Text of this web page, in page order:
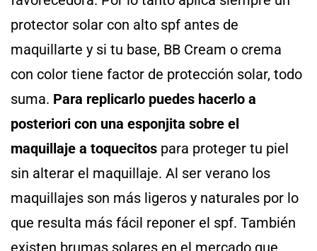
protector solar con alto spf antes de
maquillarte y si tu base, BB Cream o crema
con color tiene factor de protección solar, todo
suma. Para replicarlo puedes hacerlo a
posteriori con una esponjita sobre el
maquillaje a toquecitos para proteger tu piel
sin alterar el maquillaje. Al ser verano los
maquillajes son más ligeros y naturales por lo
que resulta más fácil reponer el spf. También
existen brumas solares en el mercado que